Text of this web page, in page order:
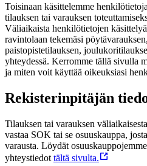
Toisinaan käsittelemme
tilauksen tai varauksen
Väliaikaista henkilötietojen
ravintolaan tekemäsi
paistopistetilauksen,
yhteydessä. Kerromme tällä sivulla
ja miten voit käyttää oikeuksiasi
Rekisterinpitäjän
Tilauksen tai varauksen
vastaa SOK tai se osuuskauppa,
varausta. Löydät
yhteystiedot tältä sivulta.